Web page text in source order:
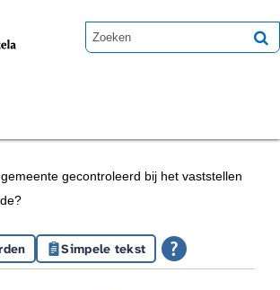
gecontroleerd bij het vaststellen
Simpele tekst